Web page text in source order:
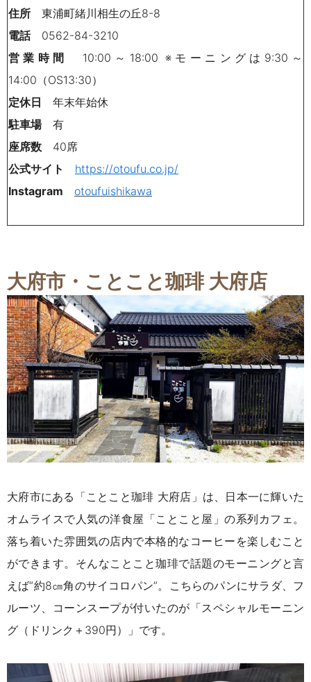
住所 東浦町緒川相生の丘8-8
電話0562-84-3210
営業時間 10:00～18:00 ※モーニングは9:30～
14:00（OS13:30）
定休日 年末年始休
駐車場有
座席数 40席
公式サイト https://otoufu.co.jp/
Instagram otoufuishikawa
大府市・ことこと珈琲 大府店
大府市にある「ことこと珈琲 大府店」は、日本一に輝いた
オムライスで人気の洋食屋「ことこと屋」の系列カフェ。
落ち着いた雰囲気の店内で本格的なコーヒーを楽しむこと
ができます。そんなことこと珈琲で話題のモーニングと言
えば“約8㎝角のサイコロパン”。こちらのパンにサラダ、フ
ルーツ、コーンスープが付いたのが「スペシャルモーニン
グ（ドリンク＋390円）」です。